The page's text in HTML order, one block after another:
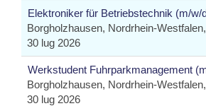
Elektroniker für Betriebstechnik (m/w/
Borgholzhausen, Nordrhein-
30 lug 2026
Werkstudent Fuhrparkmanagement
Borgholzhausen, Nordrhein-
30 lug 2026